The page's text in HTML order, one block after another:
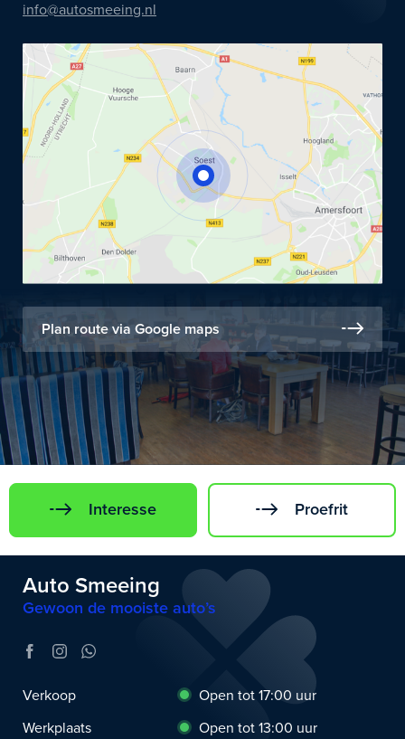
info@autosmeeing.nl
Plan route via Google maps
Interesse Proefrit
Auto Smeeing
Gewoon de mooiste auto’s
Verkoop
Open tot 17:00 uur
Werkplaats
Open tot 13:00 uur